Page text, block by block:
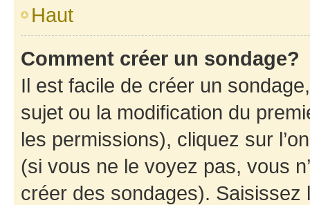
Haut
Comment créer un sondage?
Il est facile de créer un
sujet ou la modification du
les permissions), cliquez sur
(si vous ne le voyez pas, vous
créer des sondages).